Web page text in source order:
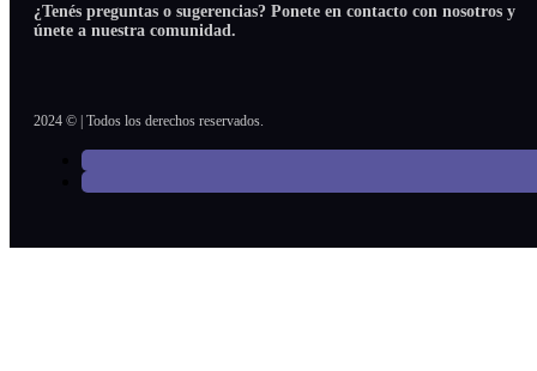
¿Tenés preguntas o sugerencias? Ponete en contacto con nosotros y
únete a nuestra comunidad.
2024 © | Todos los derechos reservados.